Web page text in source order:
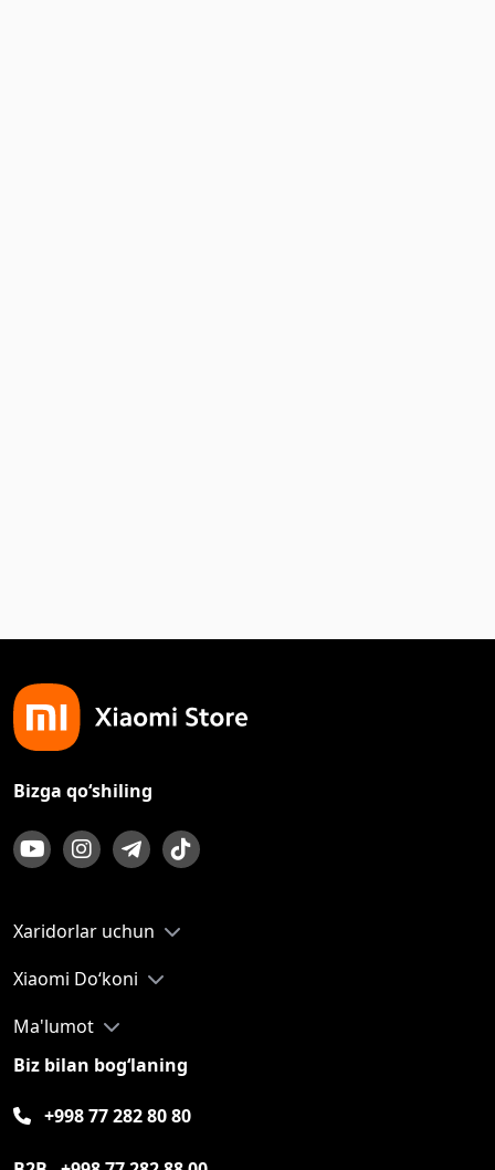
Bizga qo‘shiling
Xaridorlar uchun
Xiaomi Do‘koni
Ma'lumot
Biz bilan bog‘laning
+998 77 282 80 80